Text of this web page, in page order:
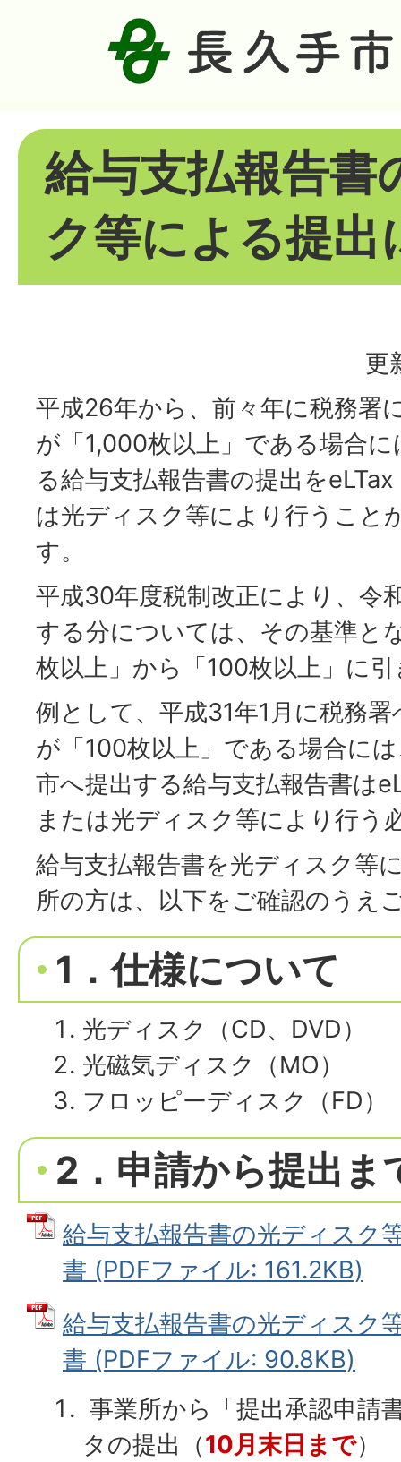
給与支払報告書
ク等による提出
更
平成26年から、前々年に税務署
が「1,000枚以上」である場合
る給与支払報告書の提出を
は光ディスク等により行うこと
す。
平成30年度税制改正により、令
する分については、その基準と
枚以上」から「100枚以上」に
例として、平成31年1月に税務
が「100枚以上」である場合に
市へ提出する給与支払報告書は
または光ディスク等により行う
給与支払報告書を光ディスク等
所の方は、以下をご確認のうえ
1．仕様について
光ディスク（CD、DVD）
光磁気ディスク（MO）
フロッピーディスク（FD）
2．申請から提出ま
給与支払報告書の光ディスク
書 (PDFファイル: 161.2KB)
給与支払報告書の光ディスク
書 (PDFファイル: 90.8KB)
事業所から「提出承認申請
タの提出（10月末日まで）